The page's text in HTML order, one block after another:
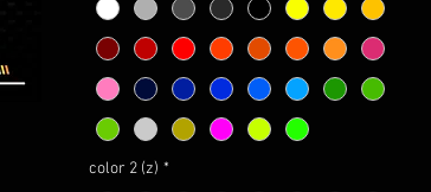
transportador para facilitar su
colocación.
instrucciones de cuidados y
montaje.
color 2 (z) *